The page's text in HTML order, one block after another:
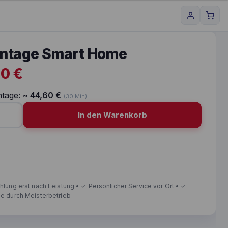
Smart Home
€
~44,60€ (30 Min)
Smart Home Menge
In den Warenkorb